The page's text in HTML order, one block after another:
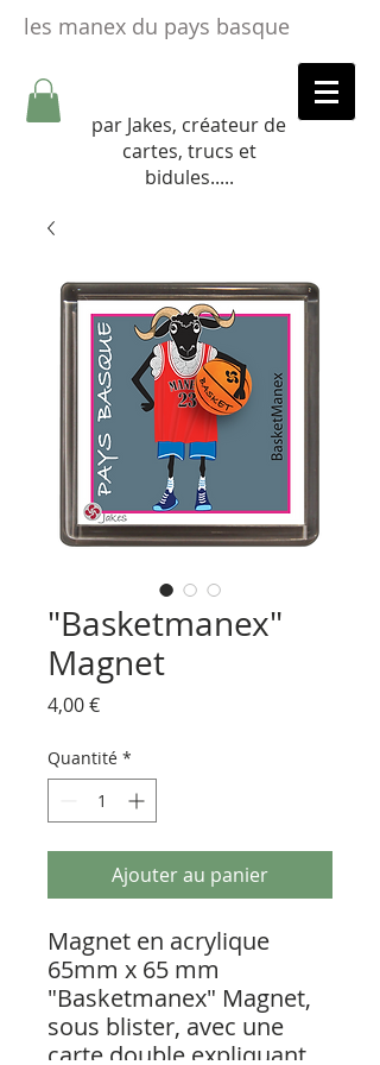
les manex du pays basque
par Jakes, créateur de
cartes, trucs et
bidules.....​
"Basketmanex"
Magnet
4,00 €Prix
Quantité *
Ajouter au panier
Magnet en acrylique
65mm x 65 mm
"Basketmanex" Magnet,
sous blister, avec une
carte double expliquant